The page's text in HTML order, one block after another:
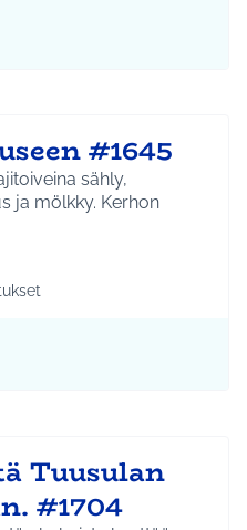
#1645
sähly,
ja mölkky. Kerhon
Hyrylä
mukaan: Liikunta ja
Tuusulan
#1704